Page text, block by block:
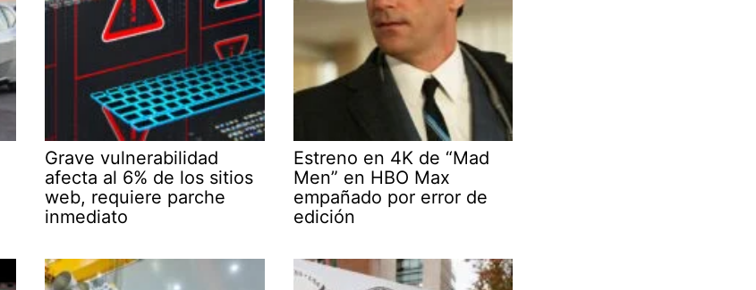
Grave vulnerabilidad
afecta al 6% de los sitios
web, requiere parche
inmediato
Estreno en 4K de “Mad
Men” en HBO Max
empañado por error de
edición